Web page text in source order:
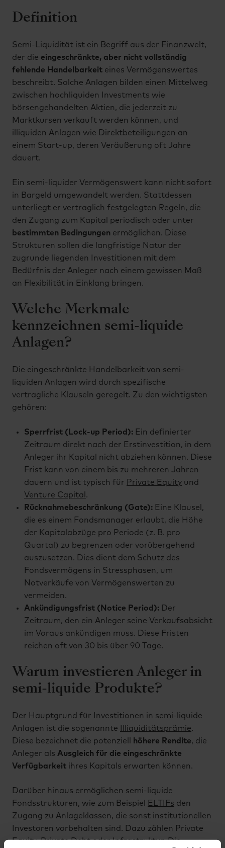
Definition
Semi-Liquidität ist ein Begriff aus der Finanzwelt,
der die eingeschränkte, aber nicht vollständig
fehlende Handelbarkeit eines Vermögenswertes
beschreibt. Solche Anlagen bilden einen Mittelweg
zwischen hochliquiden Investments wie
börsengehandelten Aktien, die jederzeit zu
Marktkursen verkauft werden können, und
illiquiden Anlagen wie Direktbeteiligungen an
einem Start-up, deren Veräußerung oft Jahre
dauert.
Ein semi-liquider Vermögenswert kann nicht sofort
in Bargeld umgewandelt werden. Stattdessen
unterliegt er vertraglich festgelegten Regeln, die
den Zugang zum Kapital periodisch oder unter
bestimmten Bedingungen ermöglichen. Diese
Strukturen sollen die langfristige Natur der
zugrunde liegenden Investitionen mit dem
Bedürfnis der Anleger nach einem gewissen Maß
an Flexibilität in Einklang bringen.
Welche Merkmale
kennzeichnen semi-liquide
Anlagen?
Die eingeschränkte Handelbarkeit von semi-
liquiden Anlagen wird durch spezifische
vertragliche Klauseln geregelt. Zu den wichtigsten
gehören:
Sperrfrist (Lock-up Period): Ein definierter
Zeitraum direkt nach der Erstinvestition, in dem
Anleger ihr Kapital nicht abziehen können. Diese
Frist kann von einem bis zu mehreren Jahren
dauern und ist typisch für Private Equity und
Venture Capital .
Rücknahmebeschränkung (Gate): Eine Klausel,
die es einem Fondsmanager erlaubt, die Höhe
der Kapitalabzüge pro Periode (z. B. pro
Quartal) zu begrenzen oder vorübergehend
auszusetzen. Dies dient dem Schutz des
Fondsvermögens in Stressphasen, um
Notverkäufe von Vermögenswerten zu
vermeiden.
Ankündigungsfrist (Notice Period): Der
Zeitraum, den ein Anleger seine Verkaufsabsicht
im Voraus ankündigen muss. Diese Fristen
reichen oft von 30 bis über 90 Tage.
Warum investieren Anleger in
semi-liquide Produkte?
Der Hauptgrund für Investitionen in semi-liquide
Anlagen ist die sogenannte
Illiquiditätsprämie.
Diese bezeichnet die potenziell
höhere Rendite, die
Anleger als Ausgleich für die eingeschränkte
Verfügbarkeit ihres Kapitals erwarten können.
Darüber hinaus ermöglichen semi-liquide
Fondsstrukturen, wie zum Beispiel
ELTIFs den
Zugang zu Anlageklassen, die sonst institutionellen
Investoren vorbehalten sind. Dazu zählen Private
Equity,Private DebtoderInfrastruktur. Die